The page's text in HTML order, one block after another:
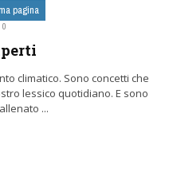
pagina
0
climatico. Sono concetti che
lessico quotidiano. E sono
...